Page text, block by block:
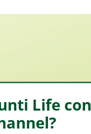
Life con